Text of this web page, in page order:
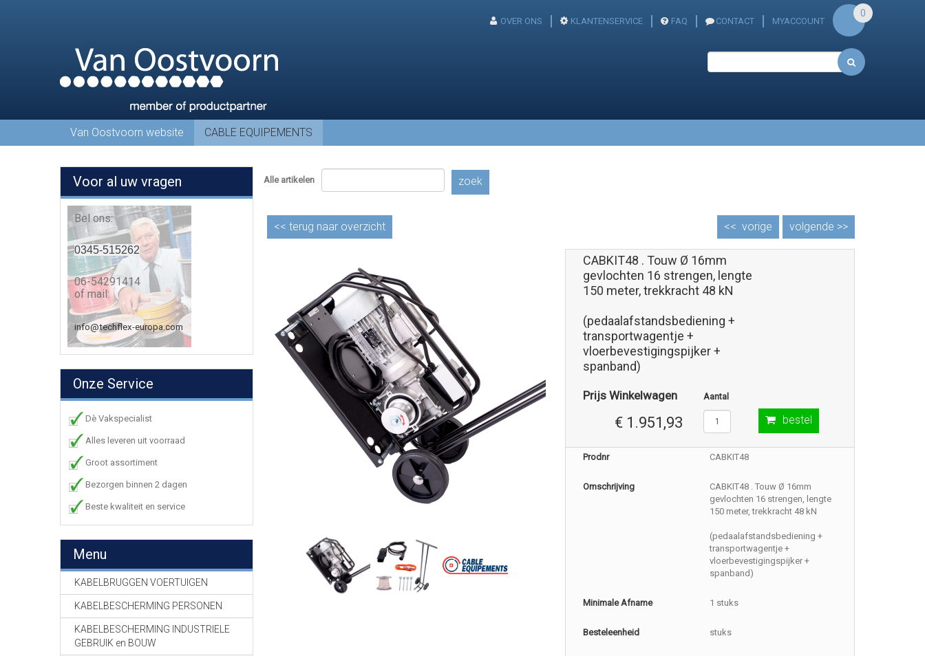
OVER ONS KLANTENSERVICE FAQ CONTACT MYACCOUNT
0
Van Oostvoorn website CABLE EQUIPEMENTS
Voor al uw vragen
Bel ons:
0345-515262
06-54291414
of mail:
info@techflex-europa.com
Onze Service
Dè Vakspecialist
Alles leveren uit voorraad
Groot assortiment
Bezorgen binnen 2 dagen
Beste kwaliteit en service
Menu
KABELBRUGGEN VOERTUIGEN
KABELBESCHERMING PERSONEN
KABELBESCHERMING INDUSTRIELE
GEBRUIK en BOUW
Alle artikelen zoek
<< terug naar overzicht volgende >>
<< vorige
CABKIT48 . Touw Ø 16mm
gevlochten 16 strengen, lengte
150 meter, trekkracht 48 kN
(pedaalafstandsbediening +
transportwagentje +
vloerbevestigingspijker +
spanband)
Prijs Winkelwagen
€ 1.951,93
Aantal
bestel
Prodnr CABKIT48
Omschrijving
CABKIT48 . Touw Ø 16mm
gevlochten 16 strengen, lengte
150 meter, trekkracht 48 kN
(pedaalafstandsbediening +
transportwagentje +
vloerbevestigingspijker +
spanband)
Minimale Afname 1 stuks
Besteleenheid stuks